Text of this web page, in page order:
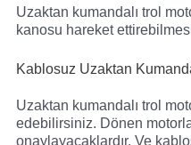
Uzaktan kumandalı trol
kanosu hareket
Kablosuz Uzaktan
Uzaktan kumandalı trol
edebilirsiniz. Dönen
onaylayacaklardır. Ve